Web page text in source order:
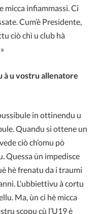
micca infiammassi. Ci
Cum’è Presidente,
ciò chì u club hà
à u vostru allenatore
in ottinendu u
Quandu si ottene un
ciò ch’omu pò
Quessa ùn impedisce
hè frenatu da i traumi
L’ubbiettivu à cortu
Ma, ùn ci hè micca
scopu cù l’U19 è